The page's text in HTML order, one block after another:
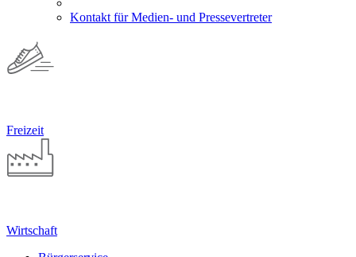
Kontakt für Medien- und Pressevertreter
Freizeit
Wirtschaft